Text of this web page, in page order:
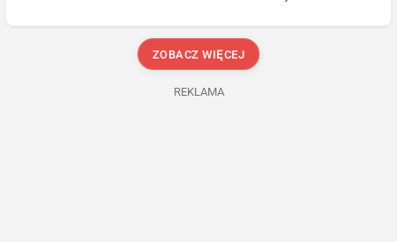
ZOBACZ WIĘCEJ
REKLAMA